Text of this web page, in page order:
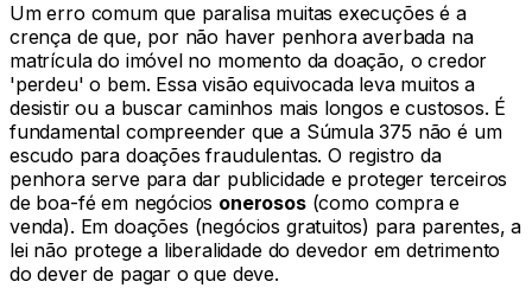
Um erro comum que paralisa muitas execuções é a
crença de que, por não haver penhora averbada na
matrícula do imóvel no momento da doação, o credor
'perdeu' o bem. Essa visão equivocada leva muitos a
desistir ou a buscar caminhos mais longos e custosos. É
fundamental compreender que a Súmula 375 não é um
escudo para doações fraudulentas. O registro da
penhora serve para dar publicidade e proteger terceiros
de boa-fé em negócios onerosos(como compra e
venda). Em doações (negócios gratuitos) para parentes, a
lei não protege a liberalidade do devedor em detrimento
do dever de pagar o que deve.